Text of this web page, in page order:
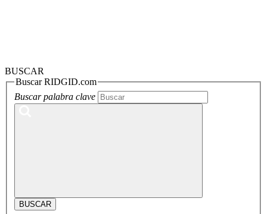
BUSCAR
Buscar RIDGID.com
Buscar palabra clave
BUSCAR